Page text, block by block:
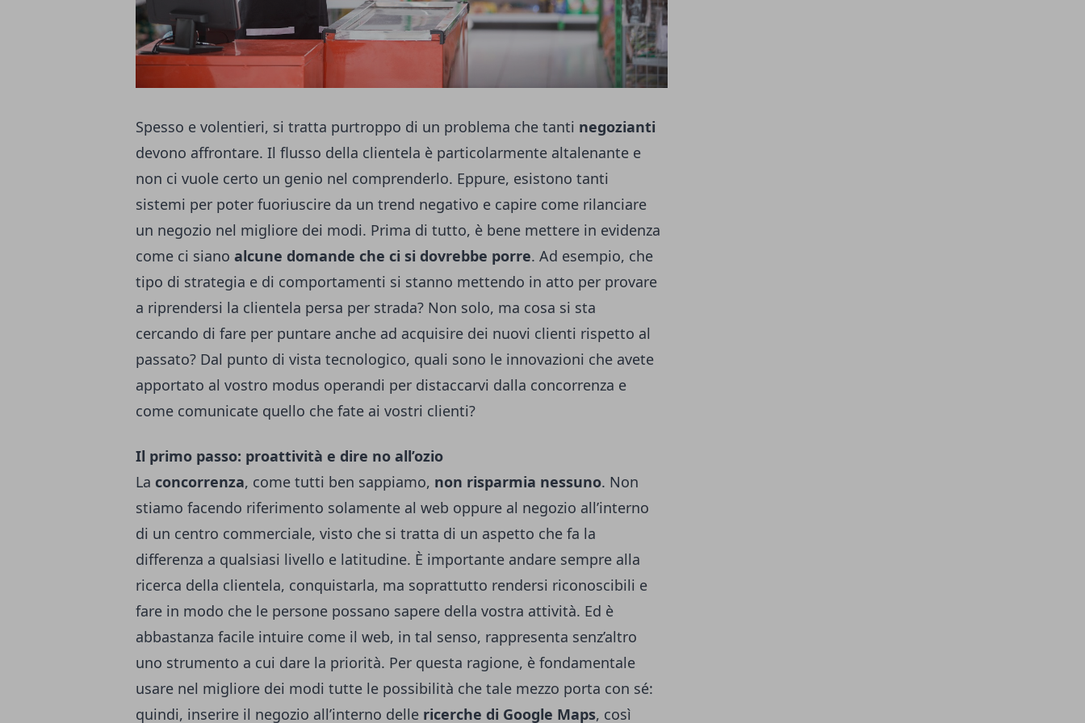
Spesso e volentieri, si tratta purtroppo di un problema che tanti negozianti
devono affrontare. Il flusso della clientela è particolarmente altalenante e
non ci vuole certo un genio nel comprenderlo. Eppure, esistono tanti
sistemi per poter fuoriuscire da un trend negativo e capire come rilanciare
un negozio nel migliore dei modi. Prima di tutto, è bene mettere in evidenza
come ci siano alcune domande che ci si dovrebbe porre. Ad esempio, che
tipo di strategia e di comportamenti si stanno mettendo in atto per provare
a riprendersi la clientela persa per strada? Non solo, ma cosa si sta
cercando di fare per puntare anche ad acquisire dei nuovi clienti rispetto al
passato? Dal punto di vista tecnologico, quali sono le innovazioni che avete
apportato al vostro modus operandi per distaccarvi dalla concorrenza e
come comunicate quello che fate ai vostri clienti?
Il primo passo: proattività e dire no all’ozio
La concorrenza, come tutti ben sappiamo, non risparmia nessuno. Non
stiamo facendo riferimento solamente al web oppure al negozio all’interno
di un centro commerciale, visto che si tratta di un aspetto che fa la
differenza a qualsiasi livello e latitudine. È importante andare sempre alla
ricerca della clientela, conquistarla, ma soprattutto rendersi riconoscibili e
fare in modo che le persone possano sapere della vostra attività. Ed è
abbastanza facile intuire come il web, in tal senso, rappresenta senz’altro
uno strumento a cui dare la priorità. Per questa ragione, è fondamentale
usare nel migliore dei modi tutte le possibilità che tale mezzo porta con sé:
quindi, inserire il negozio all’interno delle ricerche di Google Maps, così